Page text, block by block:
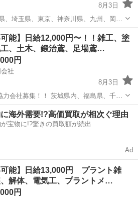
8月3日
できます。寮完備！ 業種はプラン
工、解体、左官 太陽光造成、パネルなど
職人
可能】日給12,000円〜！！雑工、塗
、土木、鍛治鳶、足場鳶…
円
社
8月3日
城県内、福島県、千葉
岡山県、全国の方募集中です。 出張も
、...
協力会社
海外需要!?高価買取が相次ぐ理由
宝物に!?驚きの買取額が続出
Ad
可能】日給13,000円 プラント雑
解体、電気工、プラントメ…
円